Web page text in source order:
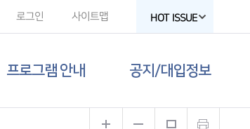
로그인 사이트맵 HOT ISSUE
프로그램 안내 공지/대입정보
공지사항